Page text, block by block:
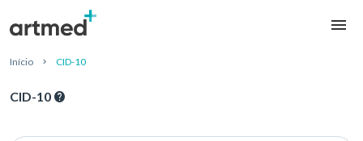
Início CID-10
CID-10